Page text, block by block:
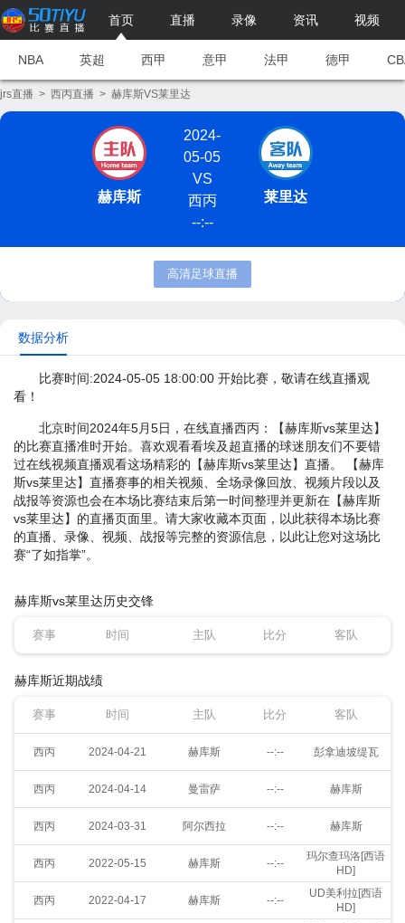
首页 直播 录像 资讯 视频
NBA 英超 西甲 意甲 法甲 德甲
jrs直播 > 西丙直播 > 赫库斯VS莱里达
赫库斯
2024-
05-05
VS
西丙
--:--
莱里达
高清足球直播
数据分析
比赛时间:2024-05-05 18:00:00 开始比赛，敬请在线直播观
看！
北京时间2024年5月5日，在线直播西丙：【赫库斯vs莱里达】
的比赛直播准时开始。喜欢观看看埃及超直播的球迷朋友们不要错
过在线视频直播观看这场精彩的【赫库斯vs莱里达】直播。 【赫库
斯vs莱里达】直播赛事的相关视频、全场录像回放、视频片段以及
战报等资源也会在本场比赛结束后第一时间整理并更新在【赫库斯
vs莱里达】的直播页面里。请大家收藏本页面，以此获得本场比赛
的直播、录像、视频、战报等完整的资源信息，以此让您对这场比
赛“了如指掌”。
赫库斯vs莱里达历史交锋
赛事 时间 主队 比分 客队
赫库斯近期战绩
赛事 时间 主队 比分 客队
西丙 2024-04-21 赫库斯 --:-- 彭拿迪坡缇瓦
西丙 2024-04-14 曼雷萨 --:-- 赫库斯
西丙 2024-03-31 阿尔西拉 --:-- 赫库斯
西丙 2022-05-15 赫库斯 --:--
玛尔查玛洛[西语
HD]
西丙 2022-04-17 赫库斯 --:--
UD美利拉[西语
HD]